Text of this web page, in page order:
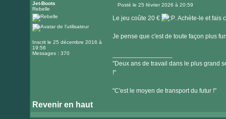
Jet-Boots
Rebelle
Inscrit le 25 décembre 2016 à
19:56
Messages : 370
Posté le 25 février 2026 à 20:59
Le jeu coûte 20 € . Achète-le et fais
Je pense que c'est de toute façon plus
"Deux ans de travail dans le plus grand
!"
"C'est le moyen de transport du futur !"
Revenir en haut